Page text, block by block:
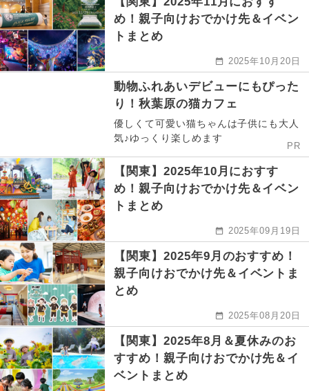
め！親子向けおでかけ先＆イベン
トまとめ
2025年10月20日
動物ふれあいデビューにもぴった
り！秋葉原の猫カフェ
優しくて可愛い猫ちゃんは子供にも大人
気♪ゆっくり楽しめます
PR
【関東】2025年10月におすす
め！親子向けおでかけ先＆イベン
トまとめ
2025年09月19日
【関東】2025年9月のおすすめ！
親子向けおでかけ先＆イベントま
とめ
2025年08月20日
【関東】2025年8月＆夏休みのお
すすめ！親子向けおでかけ先＆イ
ベントまとめ